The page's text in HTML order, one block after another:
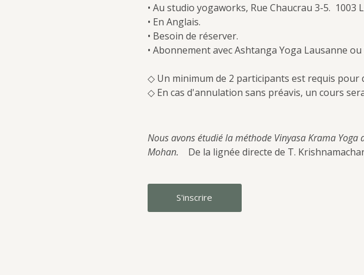
• Au studio yogaworks, Rue Chaucrau 3-5.  1003
• En Anglais.
• Besoin de réserver.
• Abonnement avec Ashtanga Yoga Lausanne
◇ Un minimum de 2 participants est requis pour
◇ En cas d'annulation sans préavis, un cours
Nous avons étudié la méthode Vinyasa Krama Yoga
Mohan. De la lignée directe de T.
S'inscrire